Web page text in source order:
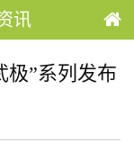
讯
极”系列发布